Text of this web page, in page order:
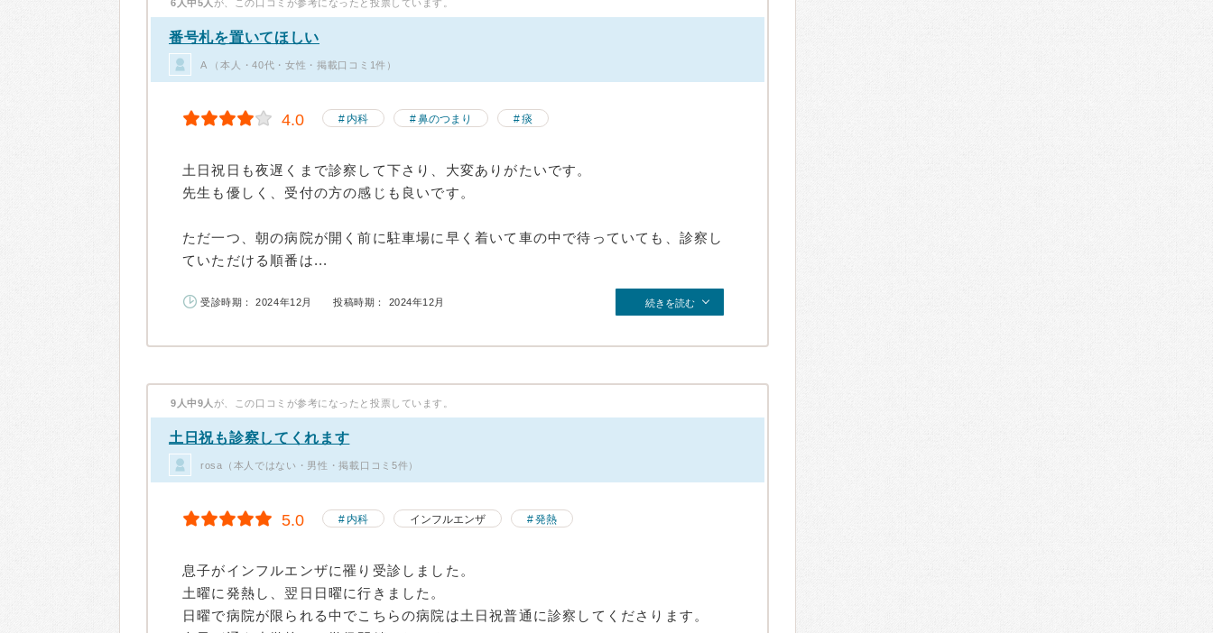
6人中5人 が、この口コミが参考になったと投票しています。
番号札を置いてほしい
A （本人・40代・女性・掲載口コミ1件）
4.0 内科 鼻のつまり 痰
土日祝日も夜遅くまで診察して下さり、大変ありがたいです。
先生も優しく、受付の方の感じも良いです。
ただ一つ、朝の病院が開く前に駐車場に早く着いて車の中で待っていても、診察し
ていただける順番は...
受診時期： 2024年12月 投稿時期： 2024年12月 続きを読む
9人中9人 が、この口コミが参考になったと投票しています。
土日祝も診察してくれます
rosa（本人ではない・男性・掲載口コミ5件）
5.0 内科 インフルエンザ 発熱
息子がインフルエンザに罹り受診しました。
土曜に発熱し、翌日日曜に行きました。
日曜で病院が限られる中でこちらの病院は土日祝普通に診察してくださります。